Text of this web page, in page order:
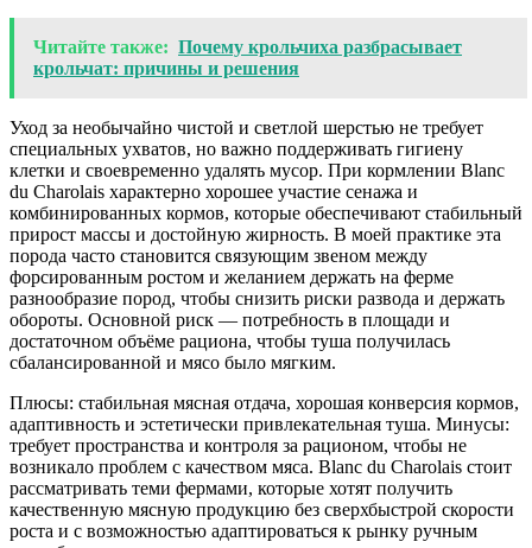
Читайте также: Почему крольчиха разбрасывает
крольчат: причины и решения
Уход за необычайно чистой и светлой шерстью не требует
специальных ухватов, но важно поддерживать гигиену
клетки и своевременно удалять мусор. При кормлении Blanc
du Charolais характерно хорошее участие сенажа и
комбинированных кормов, которые обеспечивают стабильный
прирост массы и достойную жирность. В моей практике эта
порода часто становится связующим звеном между
форсированным ростом и желанием держать на ферме
разнообразие пород, чтобы снизить риски развода и держать
обороты. Основной риск — потребность в площади и
достаточном объёме рациона, чтобы туша получилась
сбалансированной и мясо было мягким.
Плюсы: стабильная мясная отдача, хорошая конверсия кормов,
адаптивность и эстетически привлекательная туша. Минусы:
требует пространства и контроля за рационом, чтобы не
возникало проблем с качеством мяса. Blanc du Charolais стоит
рассматривать теми фермами, которые хотят получить
качественную мясную продукцию без сверхбыстрой скорости
роста и с возможностью адаптироваться к рынку ручным